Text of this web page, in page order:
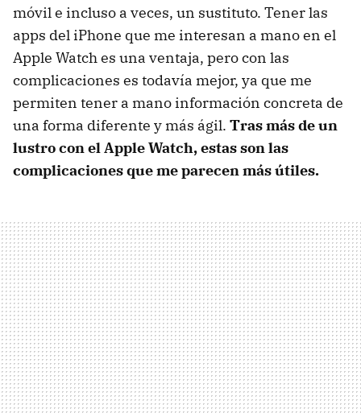
móvil e incluso a veces, un sustituto. Tener las
apps del iPhone que me interesan a mano en el
Apple Watch es una ventaja, pero con las
complicaciones es todavía mejor, ya que me
permiten tener a mano información concreta de
una forma diferente y más ágil. Tras más de un
lustro con el Apple Watch, estas son las
complicaciones que me parecen más útiles.